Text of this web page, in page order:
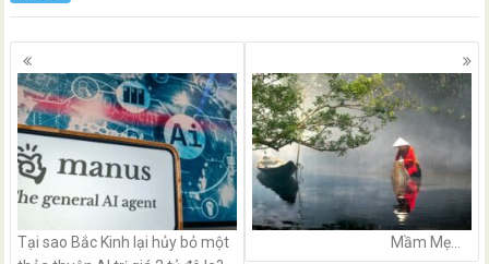
Posts
navigation
Tại sao Bắc Kinh lại hủy bỏ một
Mầm Mẹ…